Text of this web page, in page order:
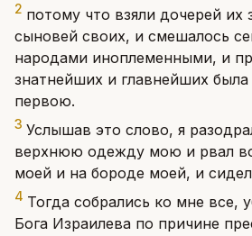
2 потому что взяли дочерей их
сыновей своих, и смешалось
народами иноплеменными, и
знатнейших и главнейших была
первою.
3 Услышав это слово, я
верхнюю одежду мою и рвал
моей и на бороде моей, и
4 Тогда собрались ко мне все,
Бога Израилева по причине